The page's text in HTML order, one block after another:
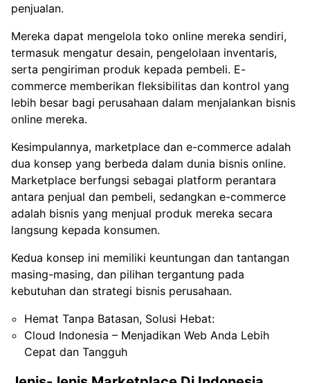
penjualan.
Mereka dapat mengelola toko online mereka sendiri,
termasuk mengatur desain, pengelolaan inventaris,
serta pengiriman produk kepada pembeli. E-
commerce memberikan fleksibilitas dan kontrol yang
lebih besar bagi perusahaan dalam menjalankan bisnis
online mereka.
Kesimpulannya, marketplace dan e-commerce adalah
dua konsep yang berbeda dalam dunia bisnis online.
Marketplace berfungsi sebagai platform perantara
antara penjual dan pembeli, sedangkan e-commerce
adalah bisnis yang menjual produk mereka secara
langsung kepada konsumen.
Kedua konsep ini memiliki keuntungan dan tantangan
masing-masing, dan pilihan tergantung pada
kebutuhan dan strategi bisnis perusahaan.
Hemat Tanpa Batasan, Solusi Hebat:
Cloud Indonesia – Menjadikan Web Anda Lebih
Cepat dan Tangguh